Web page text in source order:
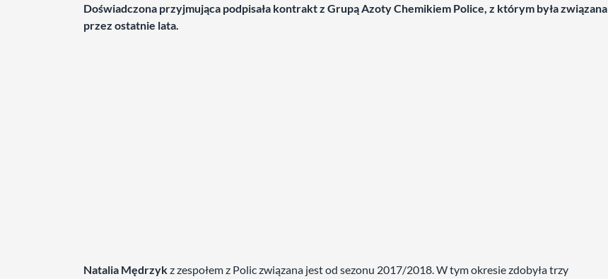
Doświadczona przyjmująca podpisała kontrakt z Grupą Azoty Chemikiem Police, z którym była związana
przez ostatnie lata.
Natalia Mędrzykz zespołem z Polic związana jest od sezonu 2017/2018. W tym okresie zdobyła trzy